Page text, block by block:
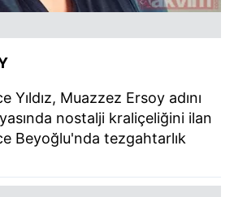
Yıldız, Muazzez Ersoy adını
nostalji kraliçeliğini ilan
Beyoğlu'nda tezgahtarlık